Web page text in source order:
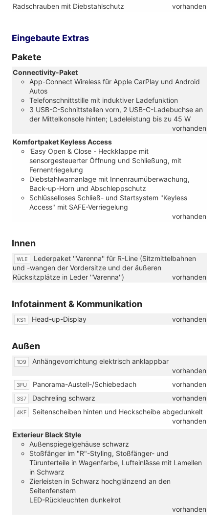
Radschrauben mit Diebstahlschutz
vorhanden
Eingebaute Extras
Pakete
Connectivity-Paket
App-Connect Wireless für Apple CarPlay und Android
Autos
Telefonschnittstille mit induktiver Ladefunktion
3 USB-C-Schnittstellen vorn, 2 USB-C-Ladebuchse an
der Mittelkonsole hinten; Ladeleistung bis zu 45 W
vorhanden
Komfortpaket Keyless Access
'Easy Open & Close - Heckklappe mit
sensorgesteuerter Öffnung und Schließung, mit
Fernentriegelung
Diebstahlwarnanlage mit Innenraumüberwachung,
Back-up-Horn und Abschleppschutz
Schlüsselloses Schließ- und Startsystem "Keyless
Access" mit SAFE-Verriegelung
vorhanden
Innen
WLE
Lederpaket ''Varenna'' für R-Line (Sitzmittelbahnen
und -wangen der Vordersitze und der äußeren
Rücksitzplätze in Leder ''Varenna'')
vorhanden
Infotainment & Kommunikation
KS1 Head-up-Display vorhanden
Außen
1D9
Anhängevorrichtung elektrisch anklappbar
vorhanden
3FU Panorama-Austell-/Schiebedach vorhanden
3S7 Dachreling schwarz vorhanden
4KF
Seitenscheiben hinten und Heckscheibe abgedunkelt
vorhanden
Exterieur Black Style
Außenspiegelgehäuse schwarz
Stoßfänger im "R"-Styling, Stoßfänger- und
Türunterteile in Wagenfarbe, Lufteinlässe mit Lamellen
in Schwarz
Zierleisten in Schwarz hochglänzend an den
Seitenfenstern
LED-Rückleuchten dunkelrot
vorhanden